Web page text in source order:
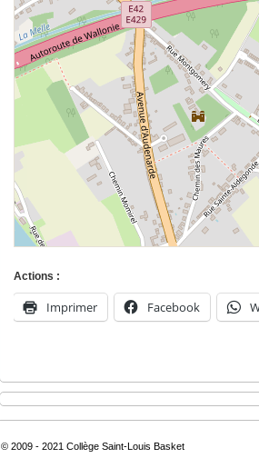
Actions :
Imprimer Facebook
© 2009 - 2021 Collège Saint-Louis Basket